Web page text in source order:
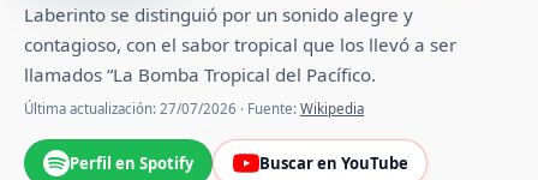
Laberinto se distinguió por un sonido alegre y
contagioso, con el sabor tropical que los llevó a ser
llamados “La Bomba Tropical del Pacífico.
Última actualización: 27/07/2026 · Fuente: Wikipedia
Perfil en Spotify Buscar en YouTube